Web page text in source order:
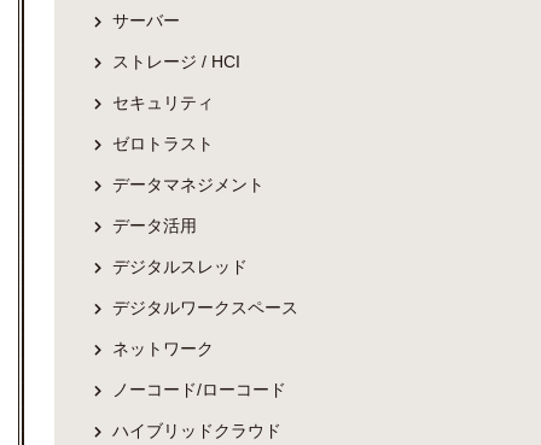
サーバー
ストレージ / HCI
セキュリティ
ゼロトラスト
データマネジメント
データ活用
デジタルスレッド
デジタルワークスペース
ネットワーク
ノーコード/ローコード
ハイブリッドクラウド